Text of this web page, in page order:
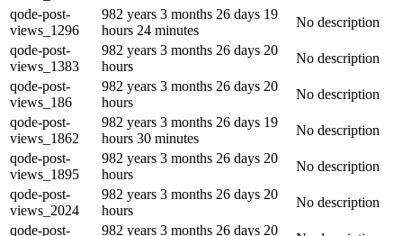
qode-post-
views_1296
982 years 3 months 26 days 19
hours 24 minutes
No description
qode-post-
views_1383
982 years 3 months 26 days 20
hours
No description
qode-post-
views_186
982 years 3 months 26 days 20
hours
No description
qode-post-
views_1862
982 years 3 months 26 days 19
hours 30 minutes
No description
qode-post-
views_1895
982 years 3 months 26 days 20
hours
No description
qode-post-
views_2024
982 years 3 months 26 days 20
hours
No description
qode-post-
982 years 3 months 26 days 20